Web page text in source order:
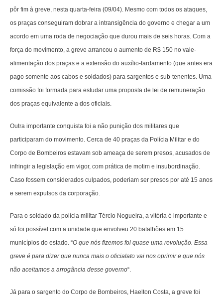
pôr fim à greve, nesta quarta-feira (09/04). Mesmo com todos os ataques,
os praças conseguiram dobrar a intransigência do governo e chegar a um
acordo em uma roda de negociação que durou mais de seis horas. Com a
força do movimento, a greve arrancou o aumento de R$ 150 no vale-
alimentação dos praças e a extensão do auxílio-fardamento (que antes era
pago somente aos cabos e soldados) para sargentos e sub-tenentes. Uma
comissão foi formada para estudar uma proposta de lei de remuneração
dos praças equivalente a dos oficiais.
Outra importante conquista foi a não punição dos militares que
participaram do movimento. Cerca de 40 praças da Polícia Militar e do
Corpo de Bombeiros estavam sob ameaça de serem presos, acusados de
infringir a legislação em vigor, com prática de motim e insubordinação.
Caso fossem considerados culpados, poderiam ser presos por até 15 anos
e serem expulsos da corporação.
Para o soldado da polícia militar Tércio Nogueira, a vitória é importante e
só foi possível com a unidade que envolveu 20 batalhões em 15
municípios do estado. “O que nós fizemos foi quase uma revolução. Essa
greve é para dizer que nunca mais o oficialato vai nos oprimir e que nós
não aceitamos a arrogância desse governo“.
Já para o sargento do Corpo de Bombeiros, Haelton Costa, a greve foi